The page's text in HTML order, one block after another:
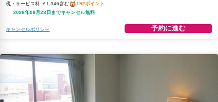
税・サービス料 ￥1,346含む
192ポイント
2026年08月23日までキャンセル無料
キャンセルポリシー 予約に進む